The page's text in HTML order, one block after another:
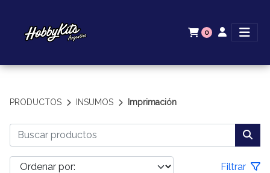
0
PRODUCTOS INSUMOS Imprimación
Filtrar